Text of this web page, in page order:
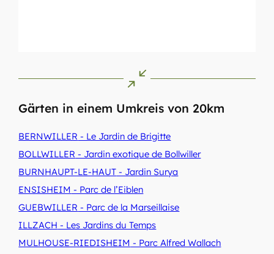
Gärten in einem Umkreis von 20km
BERNWILLER - Le Jardin de Brigitte
BOLLWILLER - Jardin exotique de Bollwiller
BURNHAUPT-LE-HAUT - Jardin Surya
ENSISHEIM - Parc de l’Eiblen
GUEBWILLER - Parc de la Marseillaise
ILLZACH - Les Jardins du Temps
MULHOUSE-RIEDISHEIM - Parc Alfred Wallach